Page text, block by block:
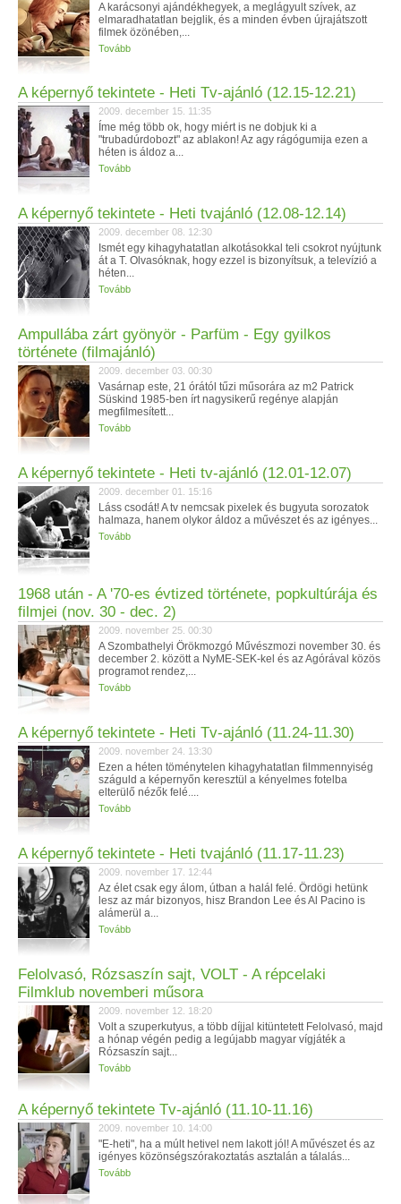
A karácsonyi ajándékhegyek, a meglágyult szívek, az
elmaradhatatlan bejglik, és a minden évben újrajátszott
filmek özönében,...
Tovább
A képernyő tekintete - Heti Tv-ajánló (12.15-12.21)
2009. december 15. 11:35
Íme még több ok, hogy miért is ne dobjuk ki a
"trubadúrdobozt" az ablakon! Az agy rágógumija ezen a
héten is áldoz a...
Tovább
A képernyő tekintete - Heti tvajánló (12.08-12.14)
2009. december 08. 12:30
Ismét egy kihagyhatatlan alkotásokkal teli csokrot nyújtunk
át a T. Olvasóknak, hogy ezzel is bizonyítsuk, a televízió a
héten...
Tovább
Ampullába zárt gyönyör - Parfüm - Egy gyilkos
története (filmajánló)
2009. december 03. 00:30
Vasárnap este, 21 órától tűzi műsorára az m2 Patrick
Süskind 1985-ben írt nagysikerű regénye alapján
megfilmesített...
Tovább
A képernyő tekintete - Heti tv-ajánló (12.01-12.07)
2009. december 01. 15:16
Láss csodát! A tv nemcsak pixelek és bugyuta sorozatok
halmaza, hanem olykor áldoz a művészet és az igényes...
Tovább
1968 után - A '70-es évtized története, popkultúrája és
filmjei (nov. 30 - dec. 2)
2009. november 25. 00:30
A Szombathelyi Örökmozgó Művészmozi november 30. és
december 2. között a NyME-SEK-kel és az Agórával közös
programot rendez,...
Tovább
A képernyő tekintete - Heti Tv-ajánló (11.24-11.30)
2009. november 24. 13:30
Ezen a héten töménytelen kihagyhatatlan filmmennyiség
száguld a képernyőn keresztül a kényelmes fotelba
elterülő nézők felé....
Tovább
A képernyő tekintete - Heti tvajánló (11.17-11.23)
2009. november 17. 12:44
Az élet csak egy álom, útban a halál felé. Ördögi hetünk
lesz az már bizonyos, hisz Brandon Lee és Al Pacino is
alámerül a...
Tovább
Felolvasó, Rózsaszín sajt, VOLT - A répcelaki
Filmklub novemberi műsora
2009. november 12. 18:20
Volt a szuperkutyus, a több díjjal kitüntetett Felolvasó, majd
a hónap végén pedig a legújabb magyar vígjáték a
Rózsaszín sajt...
Tovább
A képernyő tekintete Tv-ajánló (11.10-11.16)
2009. november 10. 14:00
"E-heti", ha a múlt hetivel nem lakott jól! A művészet és az
igényes közönségszórakoztatás asztalán a tálalás...
Tovább